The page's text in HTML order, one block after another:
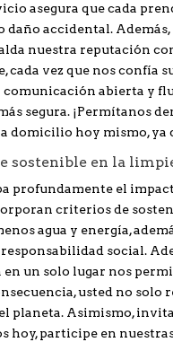
asegura que cada
daño accidental.
nuestra reputación
cada vez que nos confía
comunicación abierta y
segura. ¡Permítanos
domicilio hoy mismo, ya
sostenible en la
profundamente el
criterios de
agua y energía,
social.
en un solo lugar nos
usted no
planeta. Asimismo,
hoy, participe en